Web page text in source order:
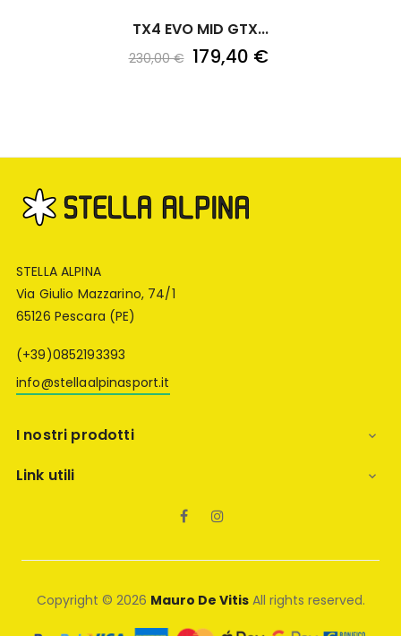
TX4 EVO MID GTX...
230,00 € 179,40 €
STELLA ALPINA
Via Giulio Mazzarino, 74/1
65126 Pescara (PE)
(+39)0852193393
info@stellaalpinasport.it
I nostri prodotti 
Link utili 
Facebook
Copyright © 2026 Mauro De VitisAll rights reserved.